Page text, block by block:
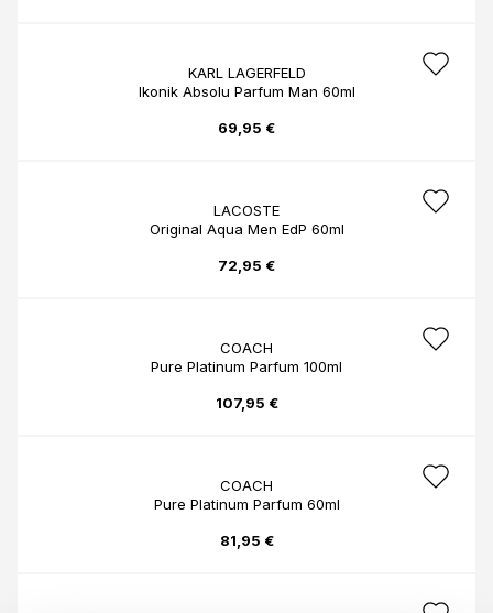
KARL LAGERFELD
Ikonik Absolu Parfum Man 60ml
69,95 €
LACOSTE
Original Aqua Men EdP 60ml
72,95 €
COACH
Pure Platinum Parfum 100ml
107,95 €
COACH
Pure Platinum Parfum 60ml
81,95 €